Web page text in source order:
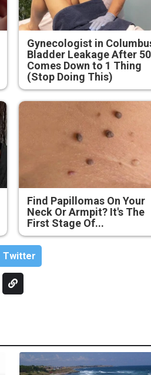
Gynecologist in
Bladder Leakage After 50
Comes Down to 1 Thing
(Stop Doing This)
Find Papillomas On Your
Neck Or Armpit? It's The
First Stage Of...
Тwitter